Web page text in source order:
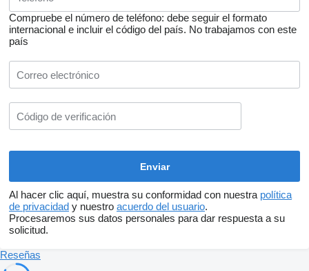
Compruebe el número de teléfono: debe seguir el formato
internacional e incluir el código del país. No trabajamos con este
país
Al hacer clic aquí, muestra su conformidad con nuestra política
de privacidad y nuestro acuerdo del usuario.
Procesaremos sus datos personales para dar respuesta a su
solicitud.
Reseñas